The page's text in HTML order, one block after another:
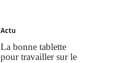
Actu
La bonne tablette
pour travailler sur le